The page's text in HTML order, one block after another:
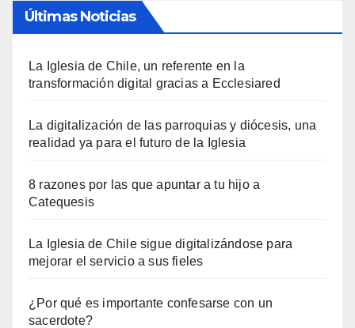
Últimas Noticias
La Iglesia de Chile, un referente en la
transformación digital gracias a Ecclesiared
La digitalización de las parroquias y diócesis, una
realidad ya para el futuro de la Iglesia
8 razones por las que apuntar a tu hijo a
Catequesis
La Iglesia de Chile sigue digitalizándose para
mejorar el servicio a sus fieles
¿Por qué es importante confesarse con un
sacerdote?